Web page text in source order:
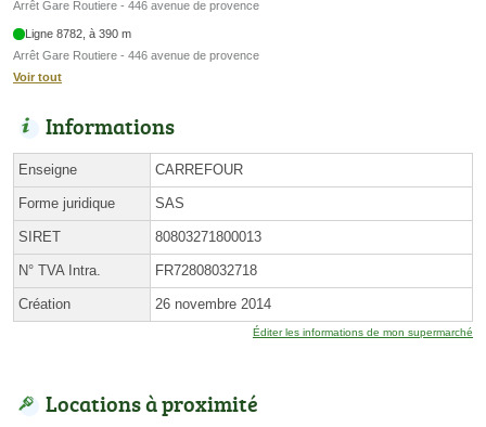
Arrêt Gare Routiere - 446 avenue de provence
Ligne 8782, à 390 m
Arrêt Gare Routiere - 446 avenue de provence
Voir tout
Informations
Enseigne CARREFOUR
Forme juridique SAS
SIRET 80803271800013
N° TVA Intra. FR72808032718
Création 26 novembre 2014
Éditer les informations de mon supermarché
Locations à proximité